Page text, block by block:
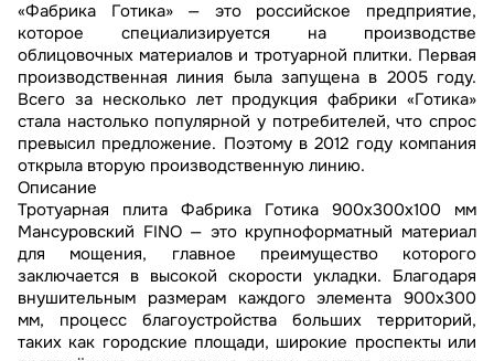
«Фабрика Готика» — это российское предприятие,
которое специализируется на производстве
облицовочных материалов и тротуарной плитки. Первая
производственная линия была запущена в 2005 году.
Всего за несколько лет продукция фабрики «Готика»
стала настолько популярной у потребителей, что спрос
превысил предложение. Поэтому в 2012 году компания
открыла вторую производственную линию.
Описание
Тротуарная плита Фабрика Готика 900х300х100 мм
Мансуровский FINO — это крупноформатный материал
для мощения, главное преимущество которого
заключается в высокой скорости укладки. Благодаря
внушительным размерам каждого элемента 900х300
мм, процесс благоустройства больших территорий,
таких как городские площади, широкие проспекты или